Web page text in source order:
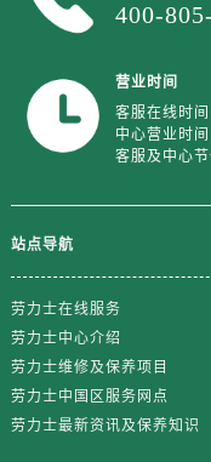
400-
营业时间
客服在线时
中心营业时
客服及中心
站点导航
劳力士在线服务
劳力士中心介绍
劳力士维修及保养项目
劳力士中国区服务网点
劳力士最新资讯及保养知识